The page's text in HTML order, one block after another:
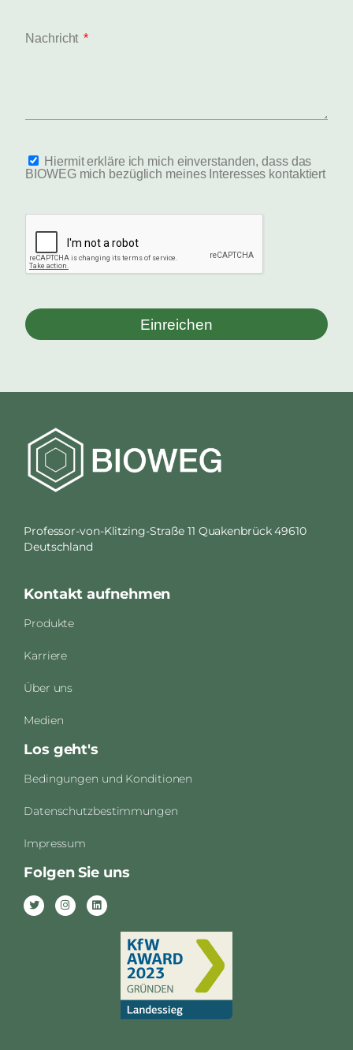
Nachricht
Hiermit erkläre ich mich einverstanden, dass das
BIOWEG mich bezüglich meines Interesses kontaktiert
Einreichen
Professor-von-Klitzing-Straße 11 Quakenbrück 49610
Deutschland
Kontakt aufnehmen
Produkte
Karriere
Über uns
Medien
Los geht's
Bedingungen und Konditionen
Datenschutzbestimmungen
Impressum
Folgen Sie uns